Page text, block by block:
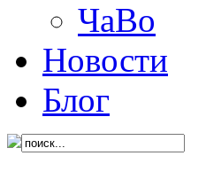
ЧаВо
Новости
Блог